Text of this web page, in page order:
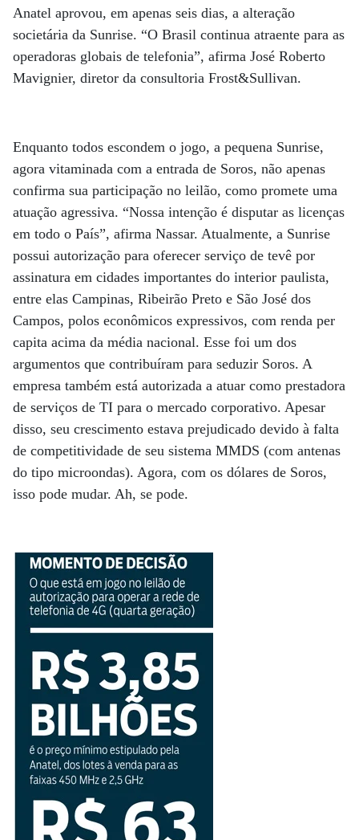
Anatel aprovou, em apenas seis dias, a alteração
societária da Sunrise. “O Brasil continua atraente para as
operadoras globais de telefonia”, afirma José Roberto
Mavignier, diretor da consultoria Frost&Sullivan.
Enquanto todos escondem o jogo, a pequena Sunrise,
agora vitaminada com a entrada de Soros, não apenas
confirma sua participação no leilão, como promete uma
atuação agressiva. “Nossa intenção é disputar as licenças
em todo o País”, afirma Nassar. Atualmente, a Sunrise
possui autorização para oferecer serviço de tevê por
assinatura em cidades importantes do interior paulista,
entre elas Campinas, Ribeirão Preto e São José dos
Campos, polos econômicos expressivos, com renda per
capita acima da média nacional. Esse foi um dos
argumentos que contribuíram para seduzir Soros. A
empresa também está autorizada a atuar como prestadora
de serviços de TI para o mercado corporativo. Apesar
disso, seu crescimento estava prejudicado devido à falta
de competitividade de seu sistema MMDS (com antenas
do tipo microondas). Agora, com os dólares de Soros,
isso pode mudar. Ah, se pode.